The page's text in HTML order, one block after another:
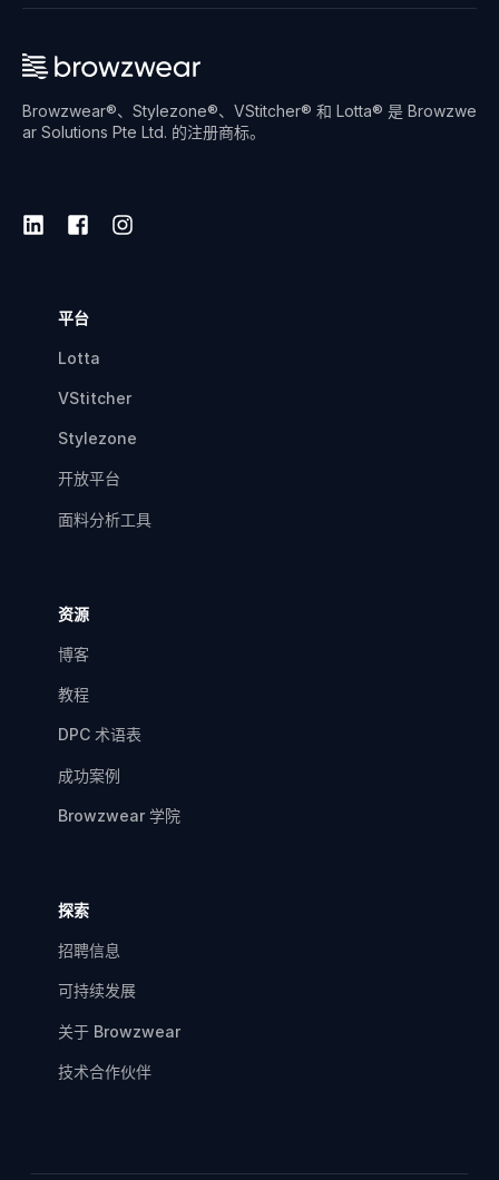
Browzwear®、Stylezone®、VStitcher® 和 Lotta® 是 Browzwe
ar Solutions Pte Ltd. 的注册商标。
平台
Lotta
VStitcher
Stylezone
开放平台
面料分析工具
资源
博客
教程
DPC 术语表
成功案例
Browzwear 学院
探索
招聘信息
可持续发展
关于 Browzwear
技术合作伙伴